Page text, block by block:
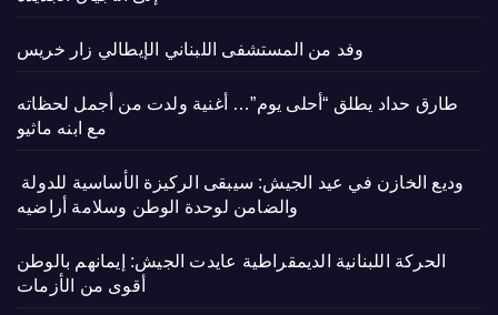
وفد من المستشفى اللبناني الإيطالي زار خريس
طارق حداد يطلق “أحلى يوم”… أغنية ولدت من أجمل لحظاته
مع ابنه ماثيو
والضامن لوحدة الوطن وسلامة أراضيه
الحركة اللبنانية الديمقراطية عايدت الجيش: إيمانهم بالوطن
أقوى من الأزمات